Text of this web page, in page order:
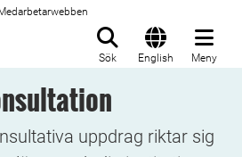
Sök English Meny
uppdrag riktar sig